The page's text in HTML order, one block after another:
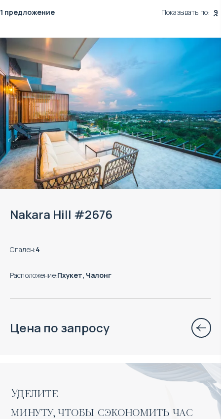
1 предложение Показывать по: 9
Nakara Hill #2676
Спален:4
Расположение:Пхукет, Чалонг
Цена по запросу
Уделите
минуту, чтобы сэкономить час